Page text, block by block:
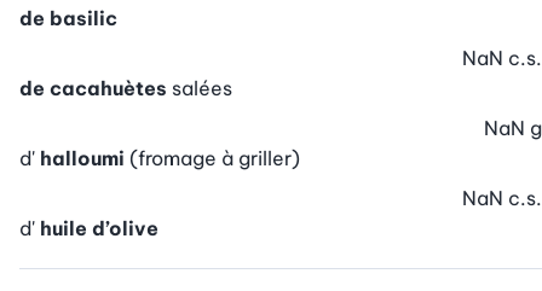
de basilic
de cacahuètes salées
NaN c.s.
d' halloumi (fromage à griller)
NaN g
d' huile d’olive
NaN c.s.